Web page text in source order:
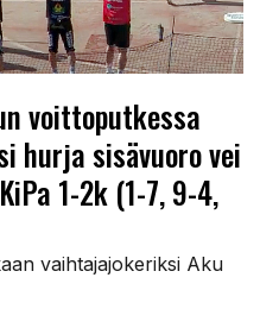
voittoputkessa
hurja sisävuoro vei
1-2k (1-7, 9-4,
vaihtajajokeriksi Aku